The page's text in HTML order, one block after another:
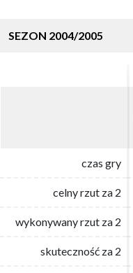
SEZON 2004/2005
czas gry
celny rzut za 2
wykonywany rzut za 2
skuteczność za 2
czas gry
celny rzut za 2
wykonywany rzut za 2
skuteczność za 2